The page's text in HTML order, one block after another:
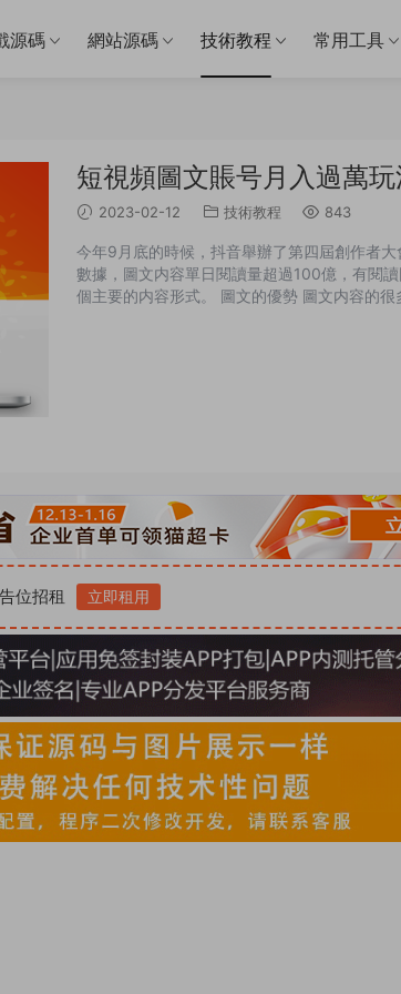
源碼 網站源碼 技術教程 常用工具
短視頻圖文賬号月入過萬玩
2023-02-12 技術教程 843
今年9月底的時候，抖音舉辦了第四屆創作者
數據，圖文内容單日閱讀量超過100億，有閱
個主要的内容形式。 圖文的優勢 圖文内容的
位招租 立即租用